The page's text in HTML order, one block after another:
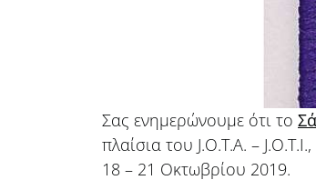
Σας ενημερώνουμε ότι το
πλαίσια του J.O.T.A. –
18 – 21 Οκτωβρίου 2019.